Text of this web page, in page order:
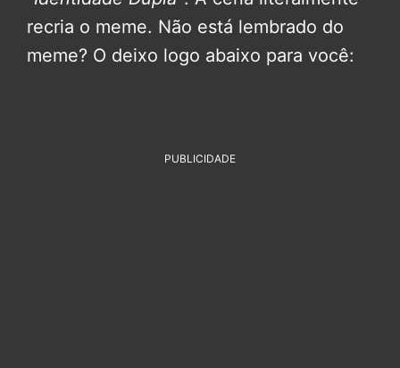
recria o meme. Não está lembrado do
meme? O deixo logo abaixo para você:
PUBLICIDADE